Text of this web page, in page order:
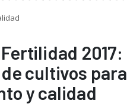
2017:
cultivos para
y calidad